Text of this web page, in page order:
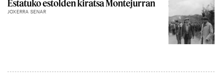
Estatuko estolden kiratsa Montejurran
JOXERRA SENAR